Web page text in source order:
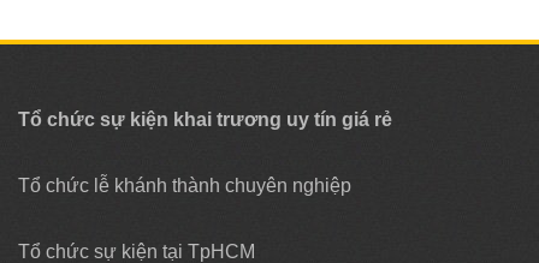
Tổ chức sự kiện khai trương uy tín giá rẻ
Tổ chức lễ khánh thành chuyên nghiệp
Tổ chức sự kiện tại TpHCM